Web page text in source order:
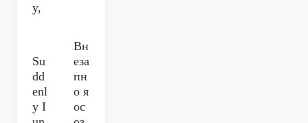
y,
Su
dd
enl
y I
Вн
еза
пн
о я
ос